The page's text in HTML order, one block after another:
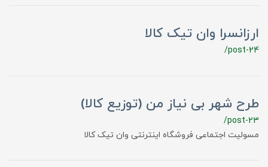
ارزانسرا وان تیک کالا
/post-24
طرح شهر بی نیاز من (توزیع کالا)
/post-23
مسولیت اجتماعی فروشگاه اینترنتی وان تیک کالا